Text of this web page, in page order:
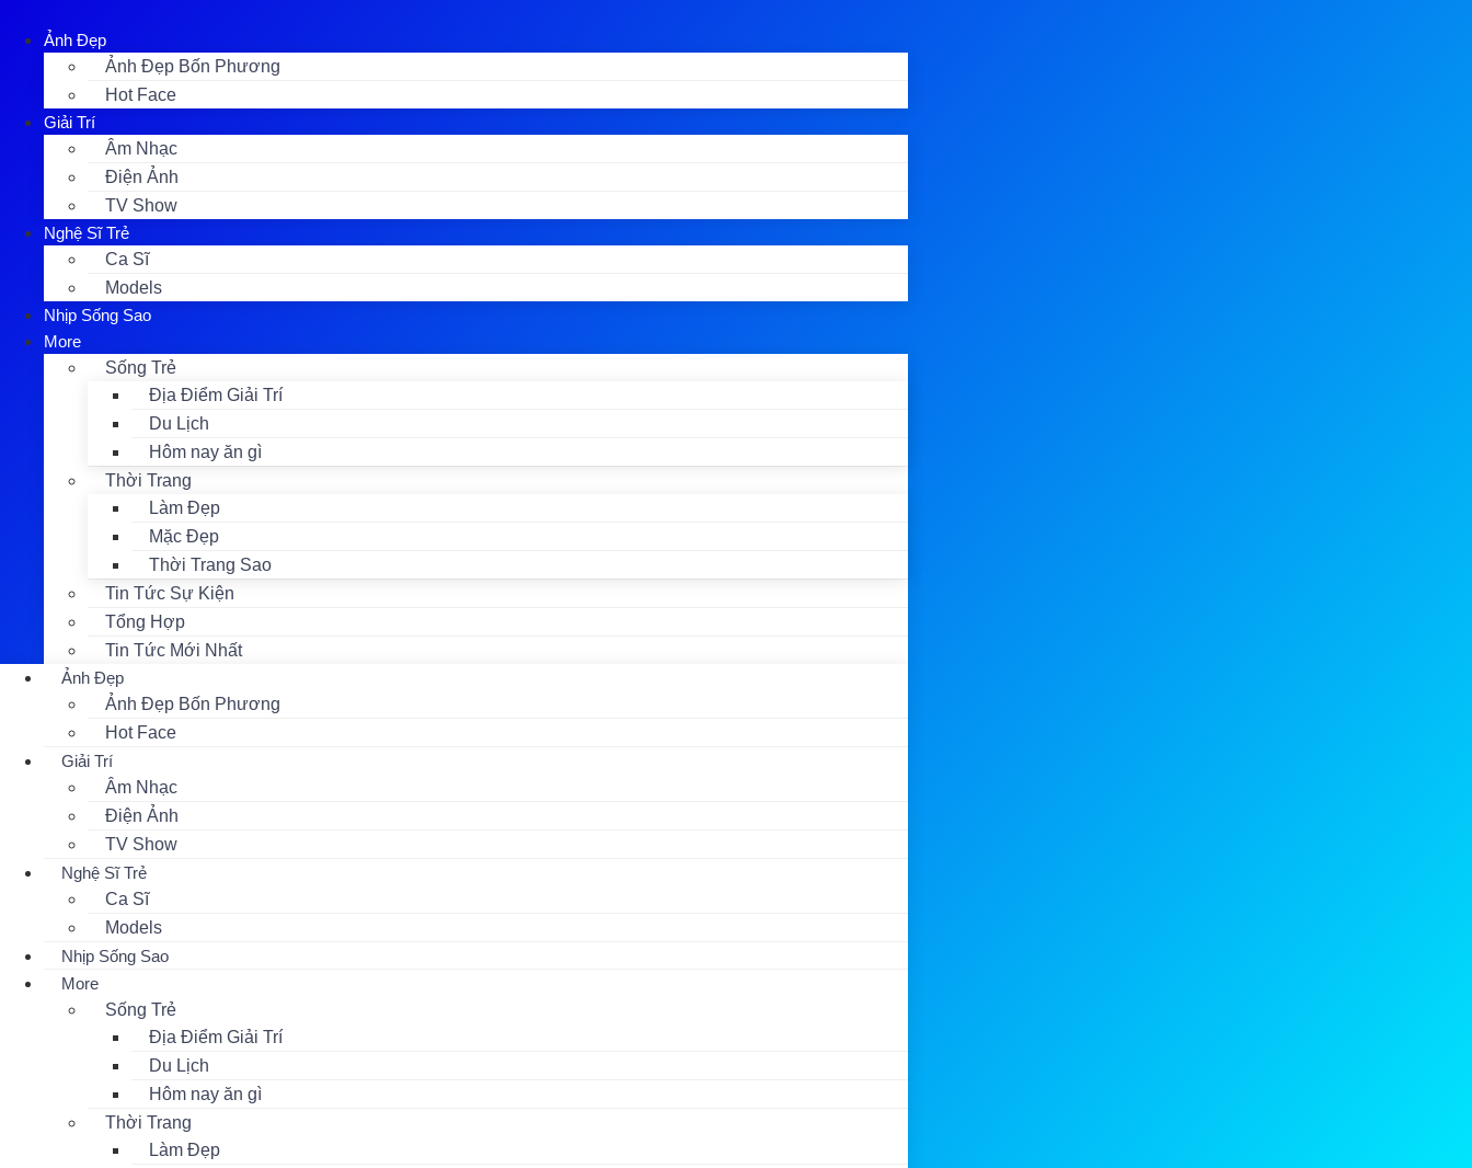
Ảnh Đẹp
Ảnh Đẹp Bốn Phương
Hot Face
Giải Trí
Âm Nhạc
Điện Ảnh
TV Show
Nghệ Sĩ Trẻ
Ca Sĩ
Models
Nhịp Sống Sao
More
Sống Trẻ
Địa Điểm Giải Trí
Du Lịch
Hôm nay ăn gì
Thời Trang
Làm Đẹp
Mặc Đẹp
Thời Trang Sao
Tin Tức Sự Kiện
Tổng Hợp
Tin Tức Mới Nhất
Ảnh Đẹp
Ảnh Đẹp Bốn Phương
Hot Face
Giải Trí
Âm Nhạc
Điện Ảnh
TV Show
Nghệ Sĩ Trẻ
Ca Sĩ
Models
Nhịp Sống Sao
More
Sống Trẻ
Địa Điểm Giải Trí
Du Lịch
Hôm nay ăn gì
Thời Trang
Làm Đẹp